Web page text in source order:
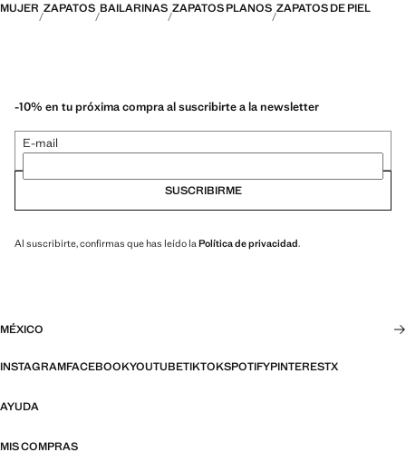
MUJER ZAPATOS BAILARINAS ZAPATOS PLANOS ZAPATOS DE PIEL
-10% en tu próxima compra al suscribirte a la newsletter
E-mail
SUSCRIBIRME
Al suscribirte, confirmas que has leído la Política de privacidad.
MÉXICO
INSTAGRAMFACEBOOKYOUTUBETIKTOKSPOTIFYPINTERESTX
AYUDA
MIS COMPRAS